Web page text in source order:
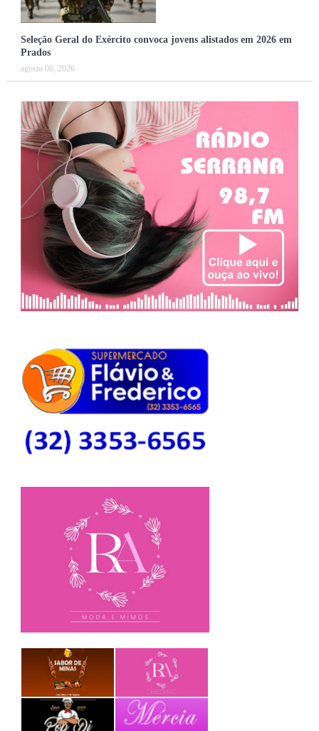
Seleção Geral do Exército convoca jovens alistados em 2026 em
Prados
agosto 06, 2026